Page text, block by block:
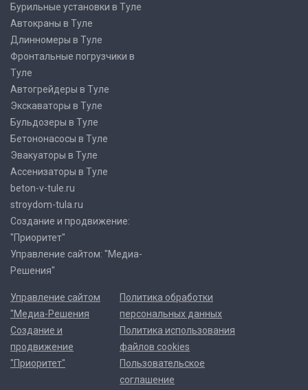
Бурильные установки в Туле
Автокраны в Туле
Длинномеры в Туле
Фронтальные погрузчики в
Туле
Автогрейдеры в Туле
Экскаваторы в Туле
Бульдозеры в Туле
Бетононасосы в Туле
Эвакуаторы в Туле
Ассенизаторы в Туле
beton-v-tule.ru
stroydom-tula.ru
Создание и продвижение:
"Приоритет"
Управление сайтом: "Медиа-
Решения"
Управление сайтом
"Медиа-Решения
Создание и
продвижение
"Приоритет"
Политика обработки
персональных данных
Политика использования
файлов cookies
Пользовательское
соглашение